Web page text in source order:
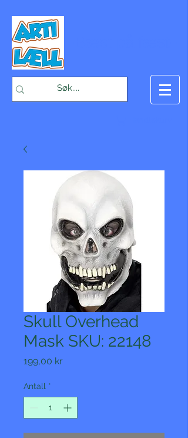
Skull Overhead
Mask SKU: 22148
199,00 krPris
Antall *